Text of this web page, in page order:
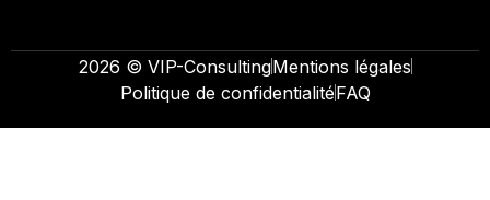
2026 © VIP-ConsultingMentions légales
Politique de confidentialitéFAQ